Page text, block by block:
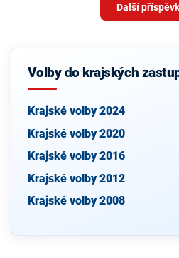
Další
Volby do krajských
Krajské volby 2024
Krajské volby 2020
Krajské volby 2016
Krajské volby 2012
Krajské volby 2008